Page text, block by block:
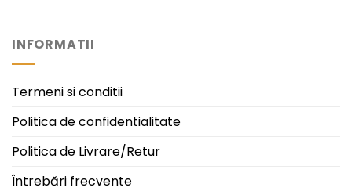
INFORMATII
Termeni si conditii
Politica de confidentialitate
Politica de Livrare/Retur
Întrebări frecvente